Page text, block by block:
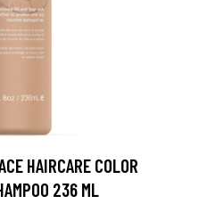
HAIRCARE COLOR
236 ML